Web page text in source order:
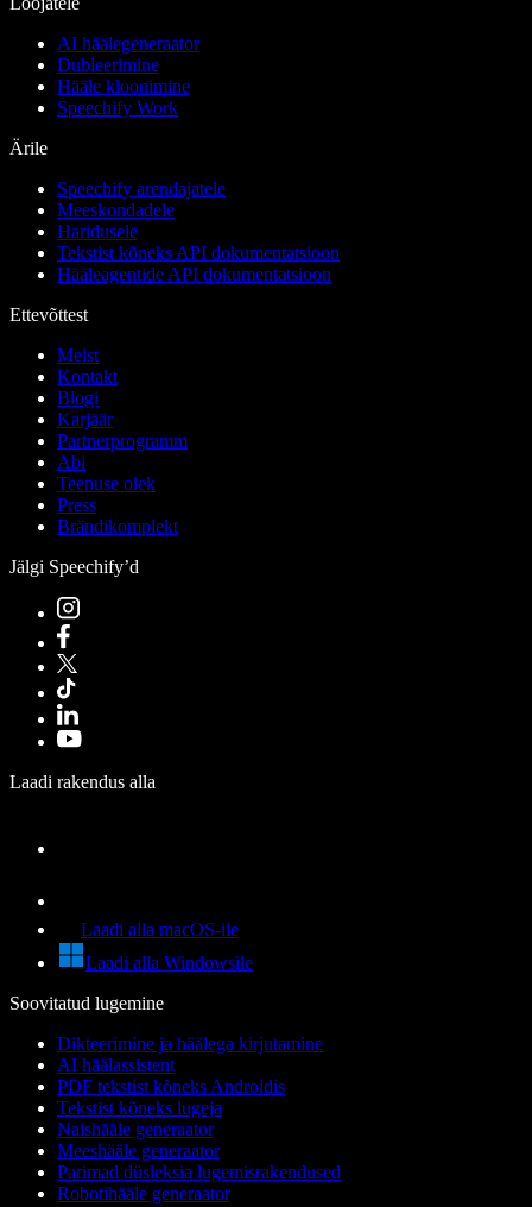
AI häälegeneraator
Dubleerimine
Hääle kloonimine
Speechify Work
Ärile
Speechify arendajatele
Meeskondadele
Haridusele
Tekstist kõneks API dokumentatsioon
Hääleagentide API dokumentatsioon
Ettevõttest
Meist
Kontakt
Blogi
Karjäär
Partnerprogramm
Abi
Teenuse olek
Press
Brändikomplekt
Jälgi Speechify’d
Laadi rakendus alla
Laadi alla macOS-ile
Laadi alla Windowsile
Soovitatud lugemine
Dikteerimine ja häälega kirjutamine
AI häälassistent
PDF tekstist kõneks Androidis
Tekstist kõneks lugeja
Naishääle generaator
Meeshääle generaator
Parimad düsleksia lugemisrakendused
Robotihääle generaator